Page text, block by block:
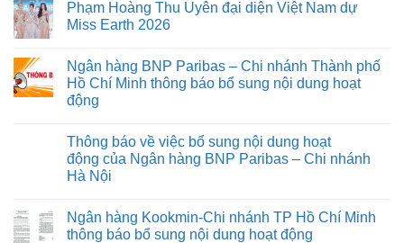
Phạm Hoàng Thu Uyên đại diện Việt Nam dự
Miss Earth 2026
Ngân hàng BNP Paribas – Chi nhánh Thành phố
Hồ Chí Minh thông báo bổ sung nội dung hoạt
động
Thông báo về việc bổ sung nội dung hoạt
động của Ngân hàng BNP Paribas – Chi nhánh
Hà Nội
Ngân hàng Kookmin-Chi nhánh TP Hồ Chí Minh
thông báo bổ sung nội dung hoạt động